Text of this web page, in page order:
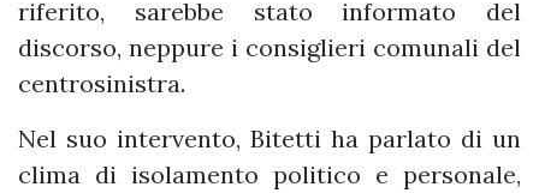
riferito, sarebbe stato informato del
discorso, neppure i consiglieri comunali del
centrosinistra.
Nel suo intervento, Bitetti ha parlato di un
clima di isolamento politico e personale,